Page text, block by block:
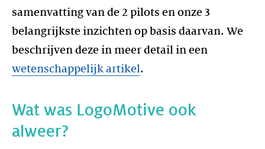
samenvatting van de 2 pilots en onze 3
belangrijkste inzichten op basis daarvan. We
beschrijven deze in meer detail in een
wetenschappelijk artikel.
Wat was LogoMotive ook
alweer?